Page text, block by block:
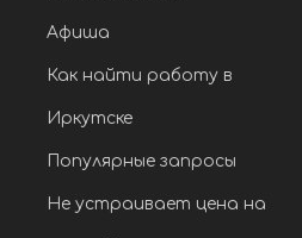
Афиша
Как найти работу в
Иркутске
Популярные запросы
Не устраивает цена на